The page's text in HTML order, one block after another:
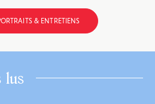
& ENTRETIENS
lus